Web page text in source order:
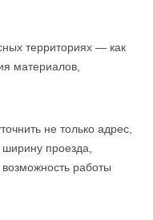
территориях — как
материалов,
не только адрес,
проезда,
возможность работы